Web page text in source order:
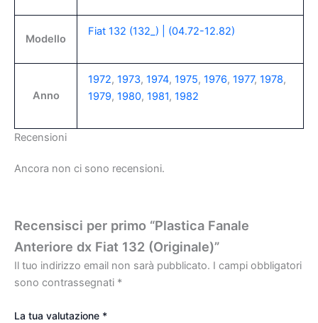
Modello
Fiat 132 (132_) | (04.72-12.82)
Anno
1972, 1973, 1974, 1975, 1976, 1977, 1978,
1979, 1980, 1981, 1982
Recensioni
Ancora non ci sono recensioni.
Recensisci per primo “Plastica Fanale
Anteriore dx Fiat 132 (Originale)”
Il tuo indirizzo email non sarà pubblicato. I campi obbligatori
sono contrassegnati *
La tua valutazione *